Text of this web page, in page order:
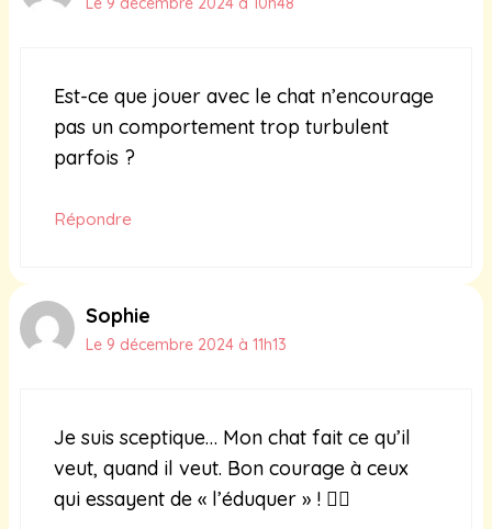
Est-ce que jouer avec le chat n’encourage
pas un comportement trop turbulent
parfois ?
Répondre
Sophie
Le 9 décembre 2024 à 11h13
Je suis sceptique… Mon chat fait ce qu’il
veut, quand il veut. Bon courage à ceux
qui essayent de « l’éduquer » ! 🤷‍♂️